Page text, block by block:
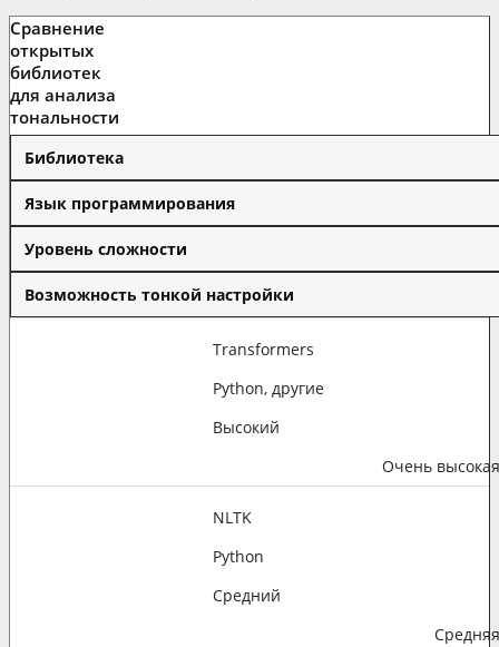
Сравнение
открытых
библиотек
для анализа
тональности
Библиотека
Язык программирования
Уровень сложности
Возможность тонкой настройки
Transformers
Python, другие
Высокий
Очень высокая
NLTK
Python
Средний
Средняя